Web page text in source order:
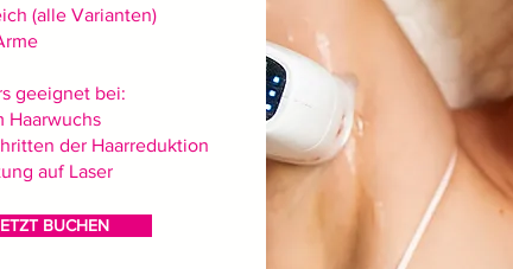
(alle Varianten)
geeignet bei:
Haarwuchs
der Haarreduktion
auf Laser
BUCHEN